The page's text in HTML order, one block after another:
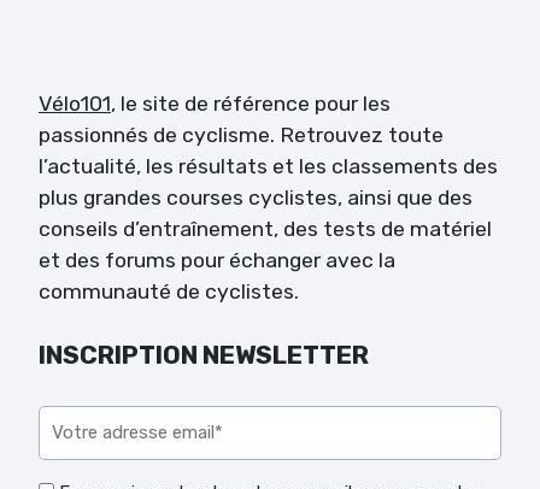
Vélo101, le site de référence pour les
passionnés de cyclisme. Retrouvez toute
l’actualité, les résultats et les classements des
plus grandes courses cyclistes, ainsi que des
conseils d’entraînement, des tests de matériel
et des forums pour échanger avec la
communauté de cyclistes.
INSCRIPTION NEWSLETTER